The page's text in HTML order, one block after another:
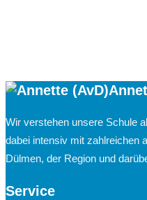
Wir verstehen unsere Schule
dabei intensiv mit zahlreichen
Dülmen, der Region und
Service